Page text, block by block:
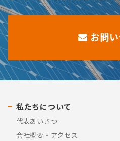
お問
私たちについて
代表あいさつ
会社概要・アクセス